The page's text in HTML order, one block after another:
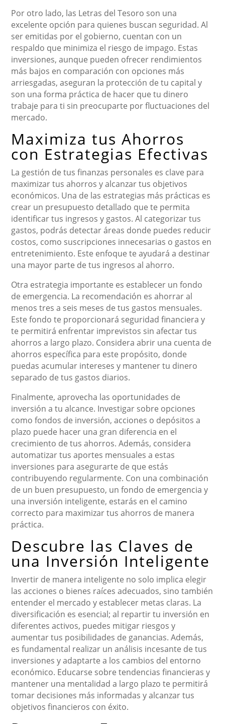
Por otro lado, las Letras del Tesoro son una
excelente opción para quienes buscan seguridad. Al
ser emitidas por el gobierno, cuentan con un
respaldo que minimiza el riesgo de impago. Estas
inversiones, aunque pueden ofrecer rendimientos
más bajos en comparación con opciones más
arriesgadas, aseguran la protección de tu capital y
son una forma práctica de hacer que tu dinero
trabaje para ti sin preocuparte por fluctuaciones del
mercado.
Maximiza tus Ahorros
con Estrategias Efectivas
La gestión de tus finanzas personales es clave para
maximizar tus ahorros y alcanzar tus objetivos
económicos. Una de las estrategias más prácticas es
crear un presupuesto detallado que te permita
identificar tus ingresos y gastos. Al categorizar tus
gastos, podrás detectar áreas donde puedes reducir
costos, como suscripciones innecesarias o gastos en
entretenimiento. Este enfoque te ayudará a destinar
una mayor parte de tus ingresos al ahorro.
Otra estrategia importante es establecer un fondo
de emergencia. La recomendación es ahorrar al
menos tres a seis meses de tus gastos mensuales.
Este fondo te proporcionará seguridad financiera y
te permitirá enfrentar imprevistos sin afectar tus
ahorros a largo plazo. Considera abrir una cuenta de
ahorros específica para este propósito, donde
puedas acumular intereses y mantener tu dinero
separado de tus gastos diarios.
Finalmente, aprovecha las oportunidades de
inversión a tu alcance. Investigar sobre opciones
como fondos de inversión, acciones o depósitos a
plazo puede hacer una gran diferencia en el
crecimiento de tus ahorros. Además, considera
automatizar tus aportes mensuales a estas
inversiones para asegurarte de que estás
contribuyendo regularmente. Con una combinación
de un buen presupuesto, un fondo de emergencia y
una inversión inteligente, estarás en el camino
correcto para maximizar tus ahorros de manera
práctica.
Descubre las Claves de
una Inversión Inteligente
Invertir de manera inteligente no solo implica elegir
las acciones o bienes raíces adecuados, sino también
entender el mercado y establecer metas claras. La
diversificación es esencial; al repartir tu inversión en
diferentes activos, puedes mitigar riesgos y
aumentar tus posibilidades de ganancias. Además,
es fundamental realizar un análisis incesante de tus
inversiones y adaptarte a los cambios del entorno
económico. Educarse sobre tendencias financieras y
mantener una mentalidad a largo plazo te permitirá
tomar decisiones más informadas y alcanzar tus
objetivos financieros con éxito.